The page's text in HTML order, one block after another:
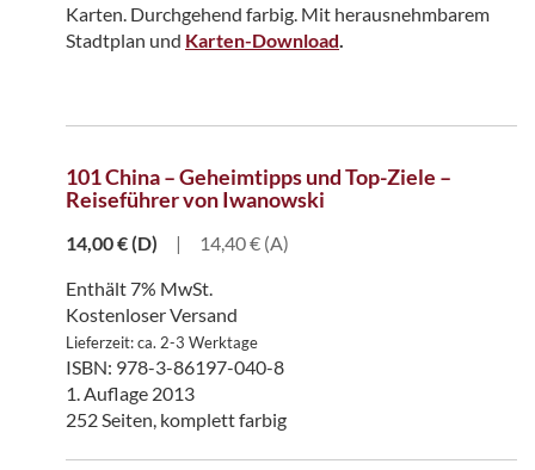
Karten. Durchgehend farbig. Mit herausnehmbarem
Stadtplan und Karten-Download.
101 China – Geheimtipps und Top-Ziele –
Reiseführer von Iwanowski
14,00€(D) |
14,40 € (A)
Enthält 7% MwSt.
Kostenloser Versand
Lieferzeit: ca. 2-3 Werktage
ISBN: 978-3-86197-040-8
1. Auflage 2013
252 Seiten, komplett farbig